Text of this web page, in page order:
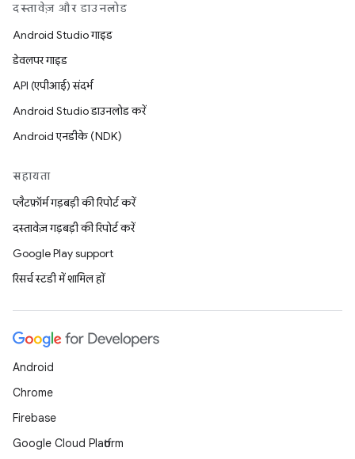
दस्तावेज़ और डाउनलोड
Android Studio गाइड
डेवलपर गाइड
API (एपीआई) संदर्भ
Android Studio डाउनलोड करें
Android एनडीके (NDK)
सहायता
प्लैटफ़ॉर्म गड़बड़ी की रिपोर्ट करें
दस्तावेज़ गड़बड़ी की रिपोर्ट करें
Google Play support
रिसर्च स्टडी में शामिल हों
Android
Chrome
Firebase
Google Cloud Platform